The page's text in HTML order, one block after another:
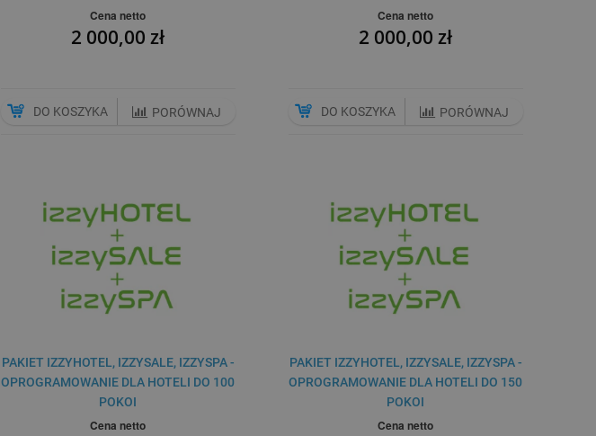
Cena netto
2 000,00 zł
DO KOSZYKA PORÓWNAJ
Cena netto
2 000,00 zł
DO KOSZYKA PORÓWNAJ
PAKIET IZZYHOTEL, IZZYSALE, IZZYSPA -
OPROGRAMOWANIE DLA HOTELI DO 100
POKOI
Cena netto
PAKIET IZZYHOTEL, IZZYSALE, IZZYSPA -
OPROGRAMOWANIE DLA HOTELI DO 150
POKOI
Cena netto